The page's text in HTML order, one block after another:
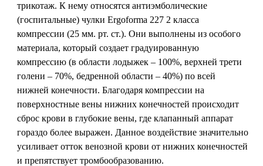
трикотаж. К нему относятся антиэмболические
(госпитальные) чулки Ergoforma 227 2 класса
компрессии (25 мм. рт. ст.). Они выполнены из особого
материала, который создает градуированную
компрессию (в области лодыжек – 100%, верхней трети
голени – 70%, бедренной области – 40%) по всей
нижней конечности. Благодаря компрессии на
поверхностные вены нижних конечностей происходит
сброс крови в глубокие вены, где клапанный аппарат
гораздо более выражен. Данное воздействие значительно
усиливает отток венозной крови от нижних конечностей
и препятствует тромбообразованию.